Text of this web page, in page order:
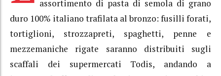
assortimento di pasta di semola di grano
duro 100% italiano trafilata al bronzo: fusilli forati,
tortiglioni, strozzapreti, spaghetti, penne e
mezzemaniche rigate saranno distribuiti sugli
scaffali dei supermercati Todis, andando a